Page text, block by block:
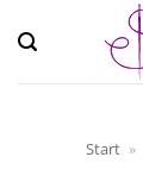
Inhalt
springen
Start »